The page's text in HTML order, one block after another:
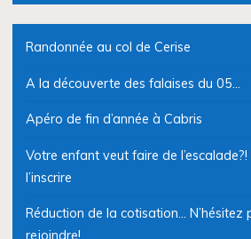
Randonnée au col de Cerise
A la découverte des falaises du 05…
Apéro de fin d’année à Cabris
Votre enfant veut faire de l’escalade?!
l’inscrire
Réduction de la cotisation… N’hésitez
rejoindre!